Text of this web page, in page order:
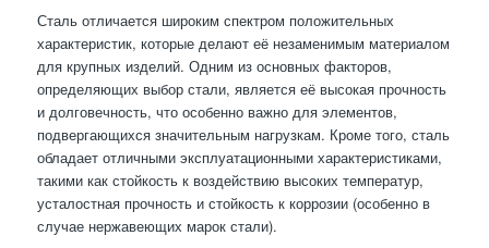
Сталь отличается широким спектром положительных
характеристик, которые делают её незаменимым материалом
для крупных изделий. Одним из основных факторов,
определяющих выбор стали, является её высокая прочность
и долговечность, что особенно важно для элементов,
подвергающихся значительным нагрузкам. Кроме того, сталь
обладает отличными эксплуатационными характеристиками,
такими как стойкость к воздействию высоких температур,
усталостная прочность и стойкость к коррозии (особенно в
случае нержавеющих марок стали).